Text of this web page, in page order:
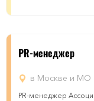
PR-менеджер
в Москве и МО
PR-менеджер